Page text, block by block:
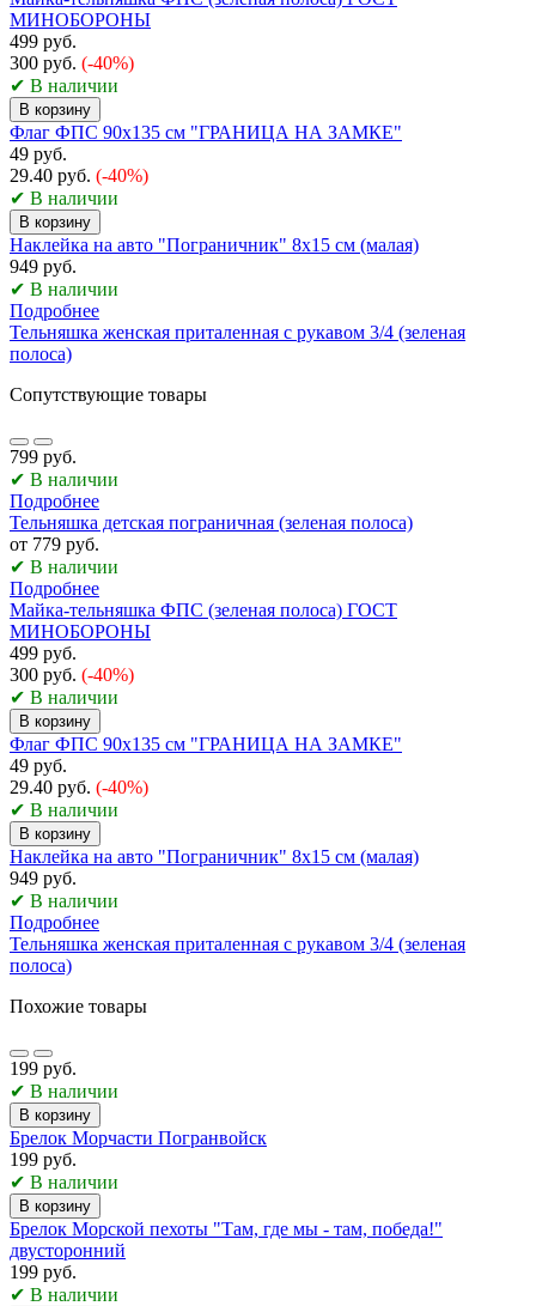
МИНОБОРОНЫ
499 руб.
300 руб. (-40%)
✔ В наличии
В корзину
Флаг ФПС 90х135 см "ГРАНИЦА НА ЗАМКЕ"
49 руб.
29.40 руб. (-40%)
✔ В наличии
В корзину
Наклейка на авто "Пограничник" 8х15 см (малая)
949 руб.
✔ В наличии
Подробнее
Тельняшка женская приталенная с рукавом 3/4 (зеленая
полоса)
Сопутствующие товары
799 руб.
✔ В наличии
Подробнее
Тельняшка детская пограничная (зеленая полоса)
от 779 руб.
✔ В наличии
Подробнее
Майка-тельняшка ФПС (зеленая полоса) ГОСТ
МИНОБОРОНЫ
499 руб.
300 руб. (-40%)
✔ В наличии
В корзину
Флаг ФПС 90х135 см "ГРАНИЦА НА ЗАМКЕ"
49 руб.
29.40 руб. (-40%)
✔ В наличии
В корзину
Наклейка на авто "Пограничник" 8х15 см (малая)
949 руб.
✔ В наличии
Подробнее
Тельняшка женская приталенная с рукавом 3/4 (зеленая
полоса)
Похожие товары
199 руб.
✔ В наличии
В корзину
Брелок Морчасти Погранвойск
199 руб.
✔ В наличии
В корзину
Брелок Морской пехоты "Там, где мы - там, победа!"
двусторонний
199 руб.
✔ В наличии